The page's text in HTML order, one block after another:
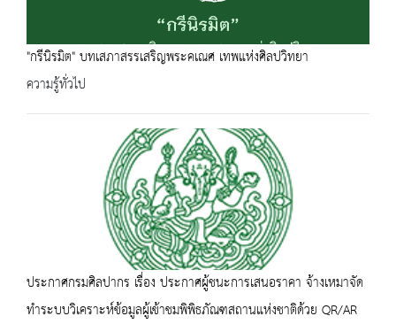
"กรีนิรมิต" บทเสภาสรรเสริญพระคเณศ เทพแห่งศิลปวิทยา
ความรู้ทั่วไป
ประกาศกรมศิลปากร เรื่อง ประกาศผู้ชนะการเสนอราคา จ้างเหมาจัด
ทำระบบวิเคราะห์ข้อมูลผู้เข้าชมพิพิธภัณฑสถานแห่งชาติด้วย QR/AR